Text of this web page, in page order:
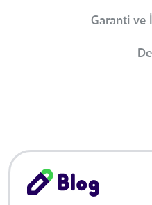
Garanti ve